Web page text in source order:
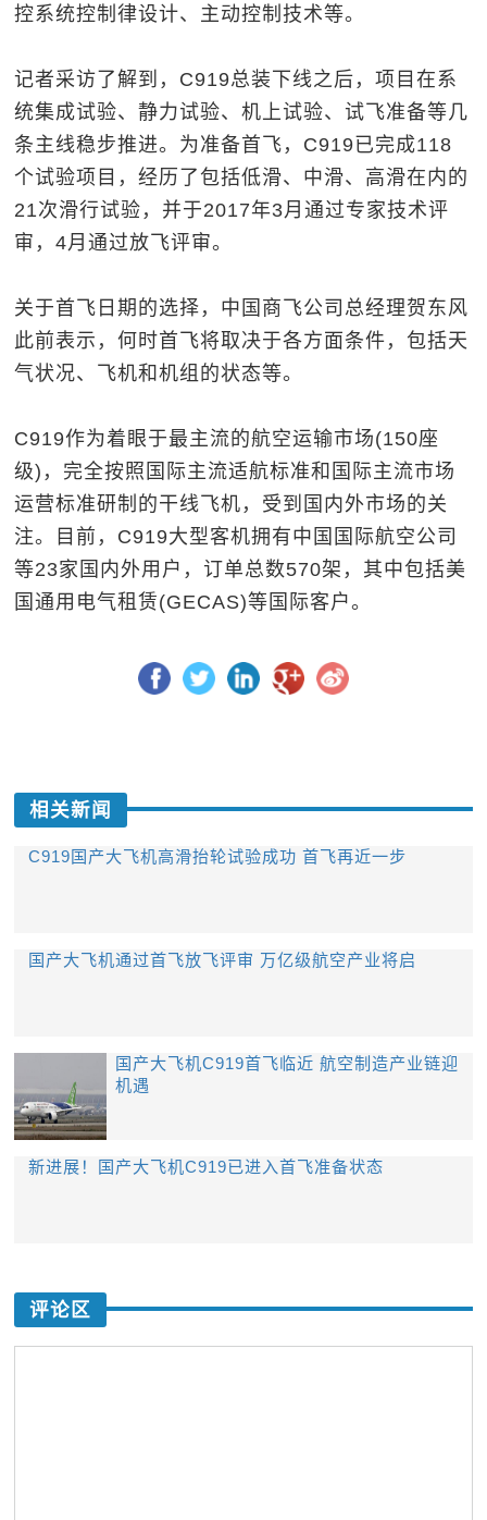
控系统控制律设计、主动控制技术等。
记者采访了解到，C919总装下线之后，项目在系
统集成试验、静力试验、机上试验、试飞准备等几
条主线稳步推进。为准备首飞，C919已完成118
个试验项目，经历了包括低滑、中滑、高滑在内的
21次滑行试验，并于2017年3月通过专家技术评
审，4月通过放飞评审。
关于首飞日期的选择，中国商飞公司总经理贺东风
此前表示，何时首飞将取决于各方面条件，包括天
气状况、飞机和机组的状态等。
C919作为着眼于最主流的航空运输市场(150座
级)，完全按照国际主流适航标准和国际主流市场
运营标准研制的干线飞机，受到国内外市场的关
注。目前，C919大型客机拥有中国国际航空公司
等23家国内外用户，订单总数570架，其中包括美
国通用电气租赁(GECAS)等国际客户。
相关新闻
C919国产大飞机高滑抬轮试验成功 首飞再近一步
国产大飞机通过首飞放飞评审 万亿级航空产业将启
国产大飞机C919首飞临近 航空制造产业链迎
机遇
新进展！国产大飞机C919已进入首飞准备状态
评论区